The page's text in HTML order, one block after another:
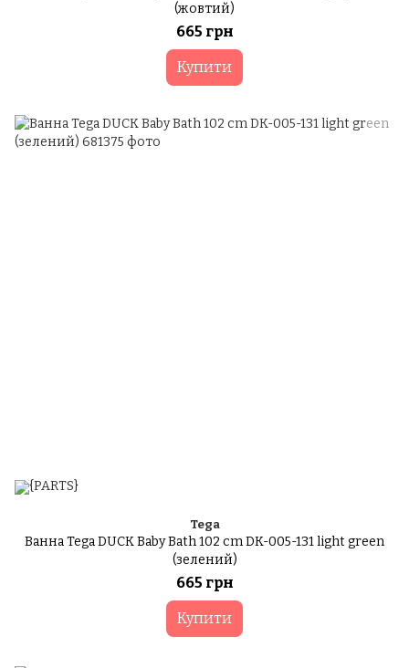
(жовтий)
665 грн
Купити
Tega
Ванна Tega DUCK Baby Bath 102 cm DK-005-131 light green
(зелений)
665 грн
Купити